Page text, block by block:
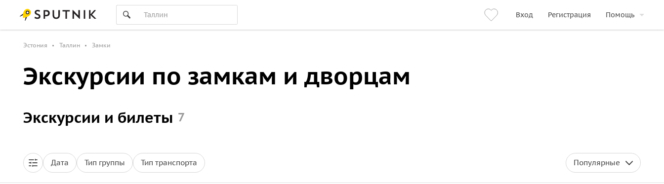
Вход Регистрация Помощь
Эстония Таллин Замки
Экскурсии по замкам и дворцам
Экскурсии и билеты 7
Дата Тип группы Тип транспорта Популярные